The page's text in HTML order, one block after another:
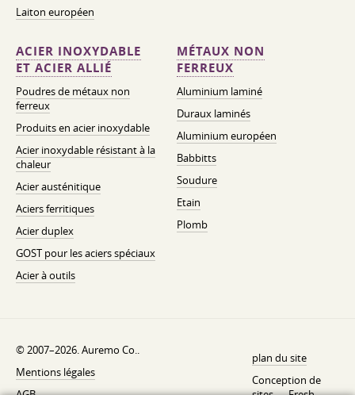
Laiton européen
ACIER INOXYDABLE
ET ACIER ALLIÉ
Poudres de métaux non
ferreux
Produits en acier inoxydable
Acier inoxydable résistant à la
chaleur
Acier austénitique
Aciers ferritiques
Acier duplex
GOST pour les aciers spéciaux
Acier à outils
MÉTAUX NON
FERREUX
Aluminium laminé
Duraux laminés
Aluminium européen
Babbitts
Soudure
Etain
Plomb
© 2007–2026. Auremo Co..
Mentions légales
plan du site
Conception de